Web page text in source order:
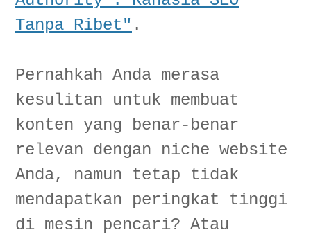
Manfaat Membangun Otoritas SEO melalui Strategi Content
Categories:
Menghindari Kesalahan Umum dalam Interlink
Memilih Topik yang Relevan dan Otoritatif
Mengembangkan Content Pillar yang Komprehensif
Memonitor dan Mengoptimalkan Content Categories
Analisis Data dan Performa
Penyesuaian Berdasarkan Perubahan Algoritma
FAQ
Apa yang dimaksud dengan "strategi content
Tanpa Ribet" .
Pernahkah Anda merasa
kesulitan untuk membuat
konten yang benar-benar
relevan dengan niche website
Anda, namun tetap tidak
mendapatkan peringkat tinggi
di mesin pencari? Atau